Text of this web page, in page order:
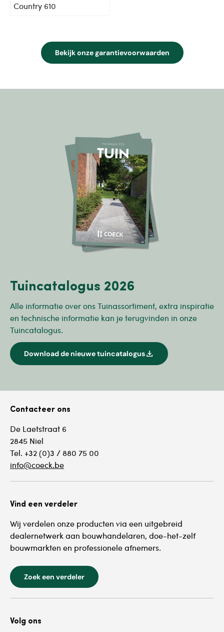
Country 610
Bekijk onze garantievoorwaarden
Tuincatalogus 2026
Alle informatie over ons Tuinassortiment, extra inspiratie
en technische informatie kan je terugvinden in onze
Tuincatalogus.
Download de nieuwe tuincatalogusdownload
Contacteer ons
De Laetstraat 6
2845 Niel
Tel. +32 (0)3 / 880 75 00
info@coeck.be
Vind een verdeler
Wij verdelen onze producten via een uitgebreid
dealernetwerk aan bouwhandelaren, doe-het-zelf
bouwmarkten en professionele afnemers.
Zoek een verdeler
Volg ons